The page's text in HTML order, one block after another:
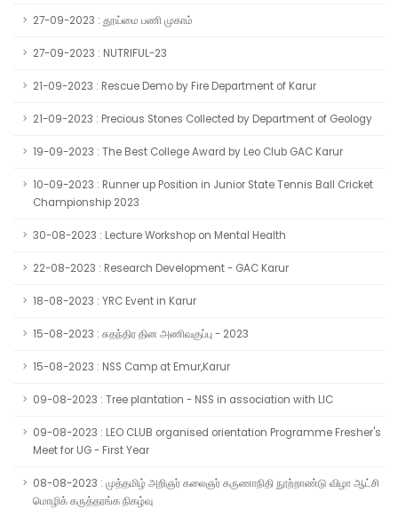
27-09-2023 : தூய்மை பணி முகாம்
27-09-2023 : NUTRIFUL-23
21-09-2023 : Rescue Demo by Fire Department of Karur
21-09-2023 : Precious Stones Collected by Department of Geology
19-09-2023 : The Best College Award by Leo Club GAC Karur
10-09-2023 : Runner up Position in Junior State Tennis Ball Cricket
Championship 2023
30-08-2023 : Lecture Workshop on Mental Health
22-08-2023 : Research Development - GAC Karur
18-08-2023 : YRC Event in Karur
15-08-2023 : சுதந்திர தின அணிவகுப்பு - 2023
15-08-2023 : NSS Camp at Emur,Karur
09-08-2023 : Tree plantation - NSS in association with LIC
09-08-2023 : LEO CLUB organised orientation Programme Fresher's
Meet for UG - First Year
08-08-2023 : முத்தமிழ் அறிஞர் கலைஞர் கருணாநிதி நூற்றாண்டு விழா ஆட்சி
மொழிக் கருத்தரங்க நிகழ்வு